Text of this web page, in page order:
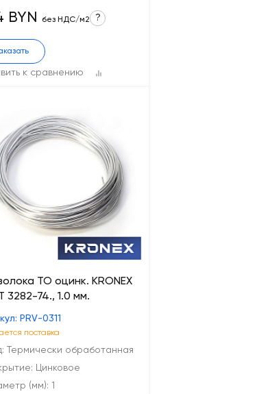
к сравнению
BYN без НДС/м2 ?
ТО оцинк. KRONEX
3282-74., 1.0 мм.
PRV-0311
поставка
Термически обработанная
Цинковое
(мм): 1